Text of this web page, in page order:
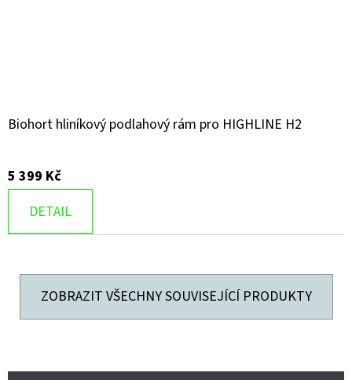
Biohort hliníkový podlahový rám pro HIGHLINE H2
5 399 Kč
DETAIL
ZOBRAZIT VŠECHNY SOUVISEJÍCÍ PRODUKTY